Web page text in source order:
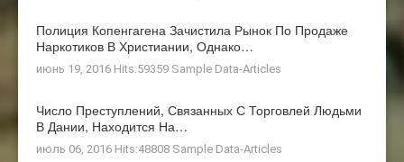
Полиция Копенгагена Зачистила Рынок По Продаже
Наркотиков В Христиании, Однако…
июнь 19, 2016 Hits:59359 Sample Data-Articles
Число Преступлений, Связанных С Торговлей Людьми
В Дании, Находится На…
июль 06, 2016 Hits:48808 Sample Data-Articles